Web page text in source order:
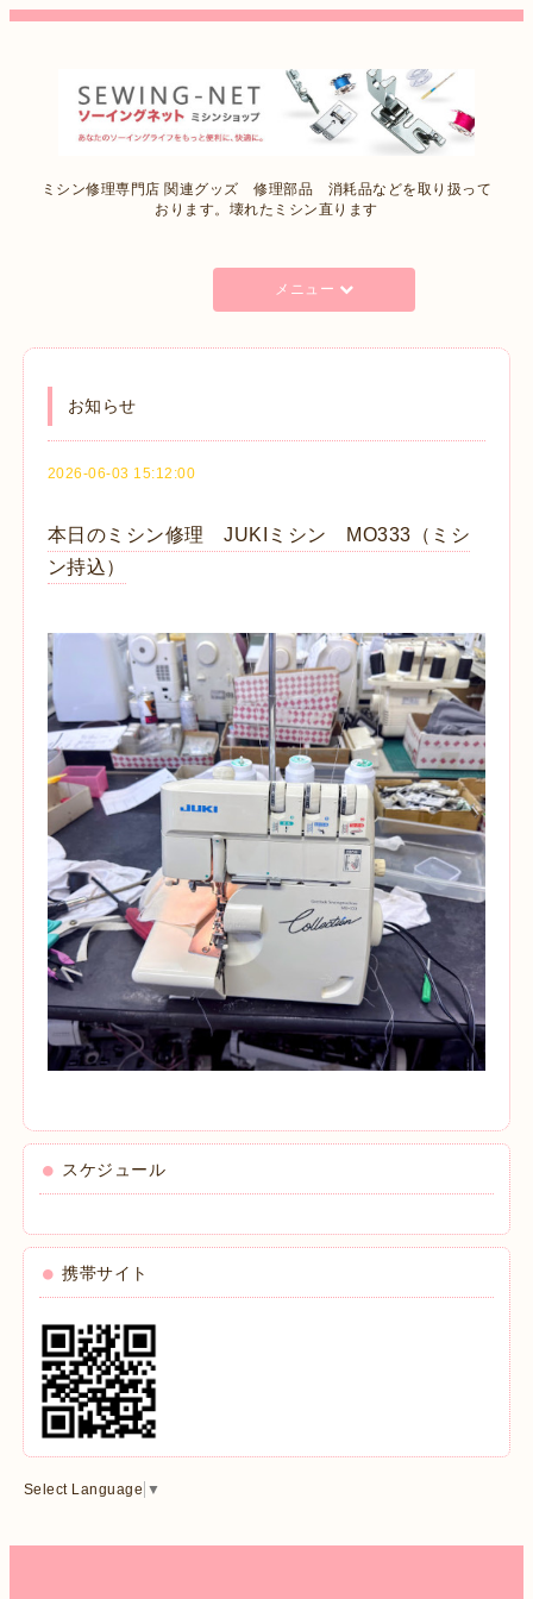
ミシン修理専門店 関連グッズ 修理部品 消耗品などを取り扱って
おります。壊れたミシン直ります
メニュー
お知らせ
2026-06-03 15:12:00
本日のミシン修理 JUKIミシン MO333（ミシ
ン持込）
スケジュール
携帯サイト
Select Language ▼